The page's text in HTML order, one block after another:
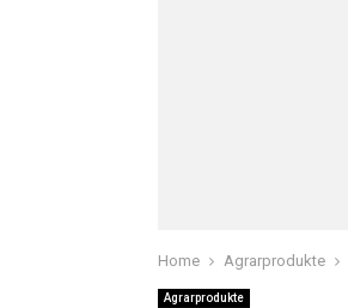
Home Agrarprodukte
Agrarprodukte